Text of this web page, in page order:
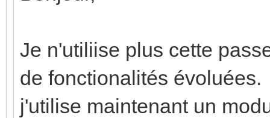
Je n'utiliise plus cette
de fonctionalités évoluées.
j'utilise maintenant un